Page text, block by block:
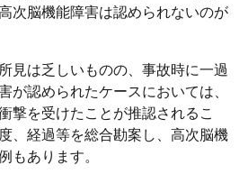
次脳機能障害は認められないのが
見は乏しいものの、事故時に一過
が認められたケースにおいては、
撃を受けたことが推認されるこ
、経過等を総合勘案し、高次脳機
もあります。